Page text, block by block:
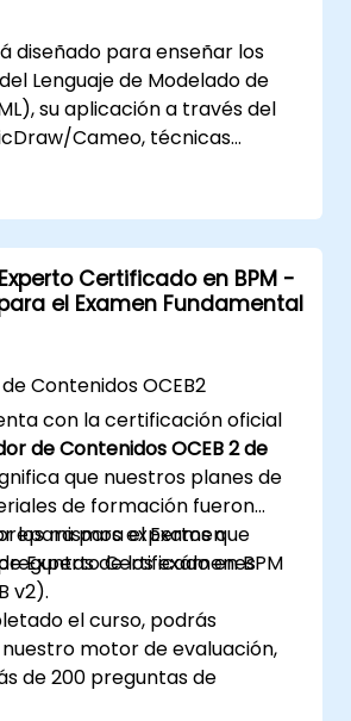
consultas de modelos en
diseñado para enseñar los
Lenguaje de Modelado de
su aplicación a través del
Cameo, técnicas
en Modelos (MBSE) y las
en MBSE. La formación
introducción esencial a los
centrales de
de CATIA No Magic, así
y funciones clave de
Certificado en BPM -
el Examen Fundamental
Contenidos OCEB2
con la certificación oficial
de Contenidos OCEB 2 de
que nuestros planes de
de formación fueron
los mismos expertos que
de los exámenes
para el Examen
Experto Certificado en BPM
v2).
el curso, podrás
motor de evaluación,
de 200 preguntas de